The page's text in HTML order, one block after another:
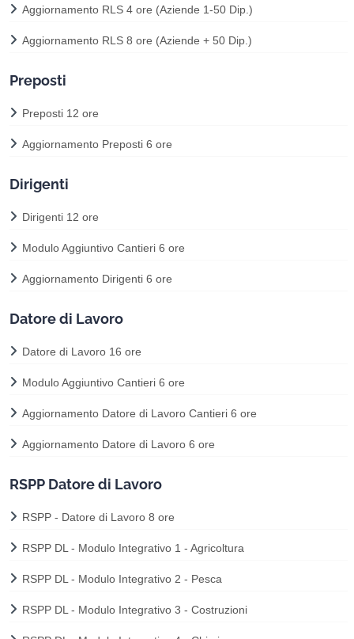
Aggiornamento RLS 4 ore (Aziende 1-50 Dip.)
Aggiornamento RLS 8 ore (Aziende + 50 Dip.)
Preposti
Preposti 12 ore
Aggiornamento Preposti 6 ore
Dirigenti
Dirigenti 12 ore
Modulo Aggiuntivo Cantieri 6 ore
Aggiornamento Dirigenti 6 ore
Datore di Lavoro
Datore di Lavoro 16 ore
Modulo Aggiuntivo Cantieri 6 ore
Aggiornamento Datore di Lavoro Cantieri 6 ore
Aggiornamento Datore di Lavoro 6 ore
RSPP Datore di Lavoro
RSPP - Datore di Lavoro 8 ore
RSPP DL - Modulo Integrativo 1 - Agricoltura
RSPP DL - Modulo Integrativo 2 - Pesca
RSPP DL - Modulo Integrativo 3 - Costruzioni